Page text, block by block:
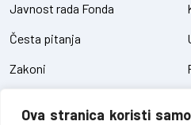
Ova stranica koristi
Javnost rada Fonda
Česta pitanja
Zakoni